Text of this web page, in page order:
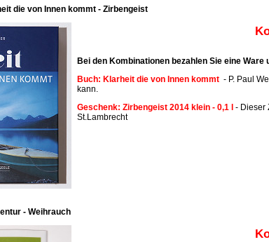
die von Innen kommt - Zirbengeist
Bei den Kombinationen bezahlen Sie eine
Buch: Klarheit die von Innen kommt - P. Paul
kann.
Geschenk: Zirbengeist 2014 klein - 0,1 l - Dieser
St.Lambrecht
- Weihrauch